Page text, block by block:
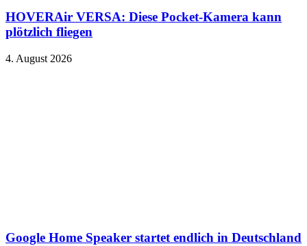
HOVERAir VERSA: Diese Pocket-Kamera kann
plötzlich fliegen
4. August 2026
Google Home Speaker startet endlich in Deutschland